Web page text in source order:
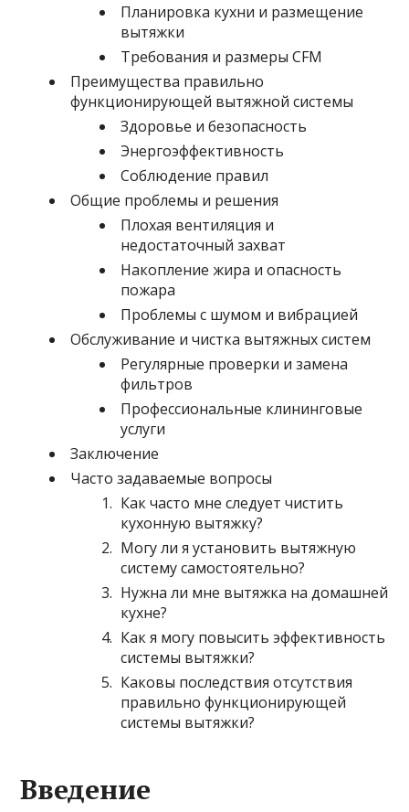
Планировка кухни и размещение
вытяжки
Требования и размеры CFM
Преимущества правильно
функционирующей вытяжной системы
Здоровье и безопасность
Энергоэффективность
Соблюдение правил
Общие проблемы и решения
Плохая вентиляция и
недостаточный захват
Накопление жира и опасность
пожара
Проблемы с шумом и вибрацией
Обслуживание и чистка вытяжных систем
Регулярные проверки и замена
фильтров
Профессиональные клининговые
услуги
Заключение
Часто задаваемые вопросы
Как часто мне следует чистить
кухонную вытяжку?
Могу ли я установить вытяжную
систему самостоятельно?
Нужна ли мне вытяжка на домашней
кухне?
Как я могу повысить эффективность
системы вытяжки?
Каковы последствия отсутствия
правильно функционирующей
системы вытяжки?
Введение